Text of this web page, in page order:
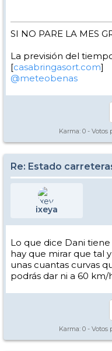
SI NO PARE LA MES
La previsión del
[casabringasort.com]
@meteobenas
Karma: 0 - Votos
Re: Estado
ixeya
Lo que dice Dani
hay que mirar que tal
unas cuantas curvas
podrás dar ni a 60 km/
Karma: 0 - Votos